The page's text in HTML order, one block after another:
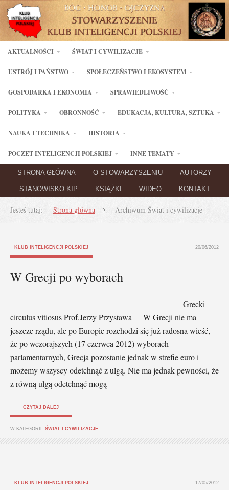
AKTUALNOŚCI ŚWIAT I CYWILIZACJE
USTRÓJ I PAŃSTWO SPOŁECZEŃSTWO I EKOSYSTEM
GOSPODARKA I EKONOMIA SPRAWIEDLIWOŚĆ
POLITYKA OBRONNOŚĆ EDUKACJA, KULTURA, SZTUKA
NAUKA I TECHNIKA HISTORIA
POCZET INTELIGENCJI POLSKIEJ INNE TEMATY
STRONA GŁÓWNA O STOWARZYSZENIU AUTORZY
STANOWISKO KIP KSIĄŻKI WIDEO KONTAKT
Jesteś tutaj: Strona główna Archiwum Świat i cywilizacje
KLUB INTELIGENCJI POLSKIEJ 20/06/2012
W Grecji po wyborach
Grecki
circulus vitiosus Prof.Jerzy Przystawa W Grecji nie ma
jeszcze rządu, ale po Europie rozchodzi się już radosna wieść,
że po wczorajszych (17 czerwca 2012) wyborach
parlamentarnych, Grecja pozostanie jednak w strefie euro i
możemy wszyscy odetchnąć z ulgą. Nie ma jednak pewności, że
z równą ulgą odetchnąć mogą
CZYTAJ DALEJ
W KATEGORII: ŚWIAT I CYWILIZACJE
KLUB INTELIGENCJI POLSKIEJ 17/05/2012